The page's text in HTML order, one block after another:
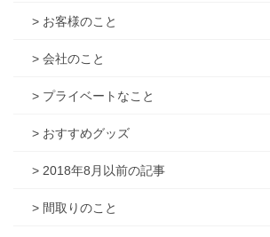
> お客様のこと
> 会社のこと
> プライベートなこと
> おすすめグッズ
> 2018年8月以前の記事
> 間取りのこと